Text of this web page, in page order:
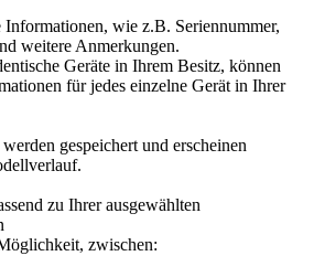
wie z.B. Seriennummer,
weitere Anmerkungen.
Geräte in Ihrem Besitz, können
für jedes einzelne Gerät in Ihrer
gespeichert und erscheinen
zu Ihrer ausgewählten
zwischen: